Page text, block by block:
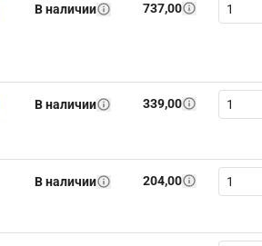
В наличии 737,00
В наличии 339,00
В наличии 204,00